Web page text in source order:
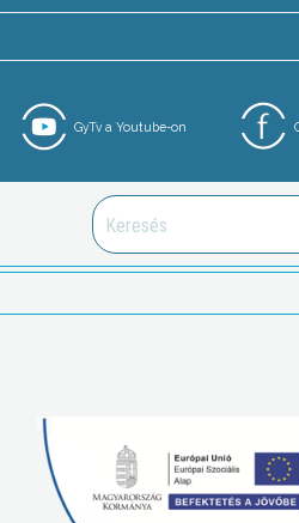
GyTv a Youtube-on